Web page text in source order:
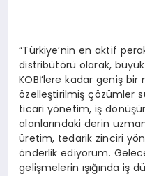
“Türkiye’nin en aktif
distribütörü olarak,
KOBİ’lere kadar geniş
özelleştirilmiş çözümler
ticari yönetim, iş
alanlarındaki derin
üretim, tedarik zinciri
önderlik ediyorum.
gelişmelerin ışığında iş